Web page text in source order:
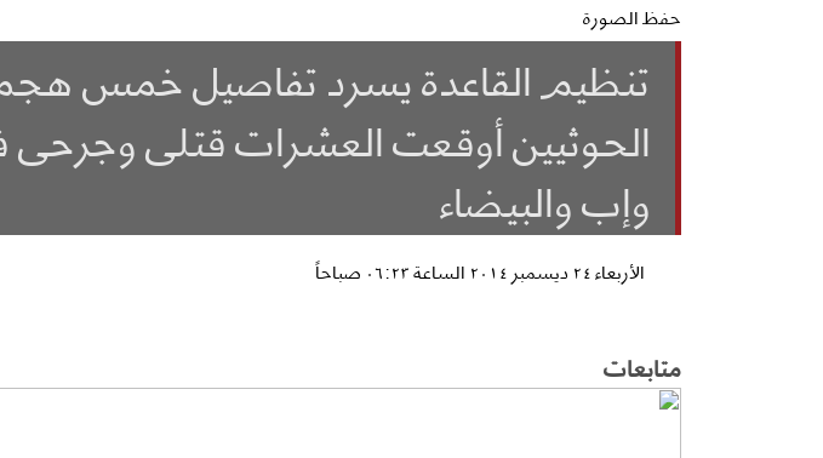
حفظ الصورة
تنظيم القاعدة يسرد تفاصيل خمس
الحوثيين أوقعت العشرات قتلى
وإب والبيضاء
الأربعاء ٢٤ ديسمبر ٢٠١٤ الساعة ٠٦:٢٣ صباحاً
متابعات